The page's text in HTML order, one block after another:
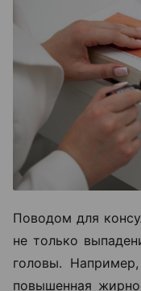
Поводом для
не только
головы.
повышенная